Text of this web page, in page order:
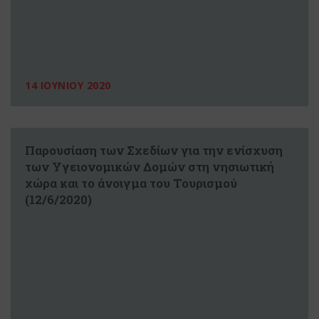
14 ΙΟΥΝΙΟΥ 2020
Παρουσίαση των Σχεδίων για την ενίσχυση
των Υγειονομικών Δομών στη νησιωτική
χώρα και το άνοιγμα του Τουρισμού
(12/6/2020)